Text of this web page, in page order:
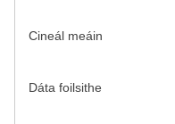
Cineál meáin
Dáta foilsithe